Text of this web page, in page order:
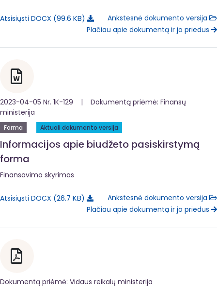
Atsisiųsti DOCX 99.6 KB
Ankstesnė dokumento versija
Plačiau apie dokumentą ir jo priedus
2023-04-05 Nr. 1K-129 | Dokumentą priėmė: Finansų
ministerija
Forma Aktuali dokumento versija
Informacijos apie biudžeto pasiskirstymą
forma
Finansavimo skyrimas
Atsisiųsti DOCX 26.7 KB
Ankstesnė dokumento versija
Plačiau apie dokumentą ir jo priedus
Dokumentą priėmė: Vidaus reikalų ministerija